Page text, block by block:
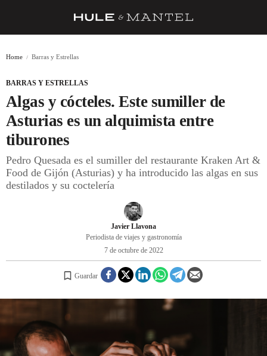
BARRAS Y ESTRELLAS
DÓNDE COMER
ÍDOLOS DE MESAS
CUADERNO DE VIAJE
REGISTRO
Home Barras y Estrellas
BARRAS Y ESTRELLAS
Algas y cócteles. Este sumiller de
Asturias es un alquimista entre
tiburones
Pedro Quesada es el sumiller del restaurante Kraken Art &
Food de Gijón (Asturias) y ha introducido las algas en sus
destilados y su coctelería
Javier Llavona
Periodista de viajes y gastronomía
7 de octubre de 2022
Guardar